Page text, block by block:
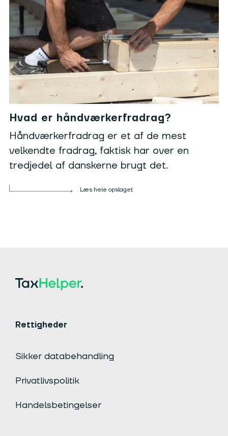
Hvad er håndværkerfradrag?
Håndværkerfradrag er et af de mest
velkendte fradrag, faktisk har over en
tredjedel af danskerne brugt det.
Læs hele opslaget
Rettigheder
Sikker databehandling
Privatlivspolitik
Handelsbetingelser